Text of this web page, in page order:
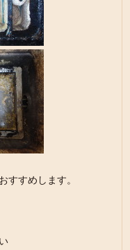
すすめします。